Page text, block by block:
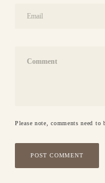
Email
Comment
Please note, comments need to
POST COMMENT